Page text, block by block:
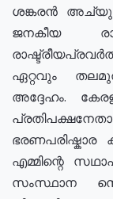
ശങ്കരൻ
ജനകീയ
ഏറ്റവും
അദ്ദേഹം.
എമ്മിന്റെ
സംസ്ഥാന